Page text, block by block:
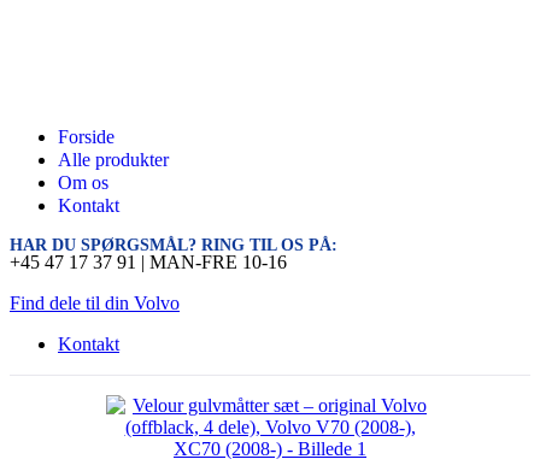
Forside
Alle produkter
Om os
Kontakt
HAR DU SPØRGSMÅL? RING TIL OS PÅ:
+45 47 17 37 91 | MAN-FRE 10-16
Find dele til din Volvo
Kontakt